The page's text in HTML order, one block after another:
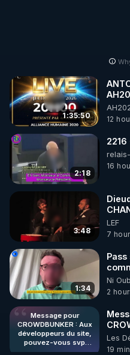
🌱 INSTAGRAM
https://
http://rgnr.li/instagram
🌱 LA NEWSLETTER
Pour ne pas rater
http://rgnr.li/news
🌱 VIDÉOS NON
Toutes les vidéos
http://rgnr.li/odysee
🌱 LES STAGES EN
http://rgnr.li/stages
1:35:50
06/
12
2:18
16
3:48
LEF
7
1:34
Ni
2
Message pour
CROWDBUNKER : Aux
développeurs du site,
pouvez-vous svp
remettre la
Les
19